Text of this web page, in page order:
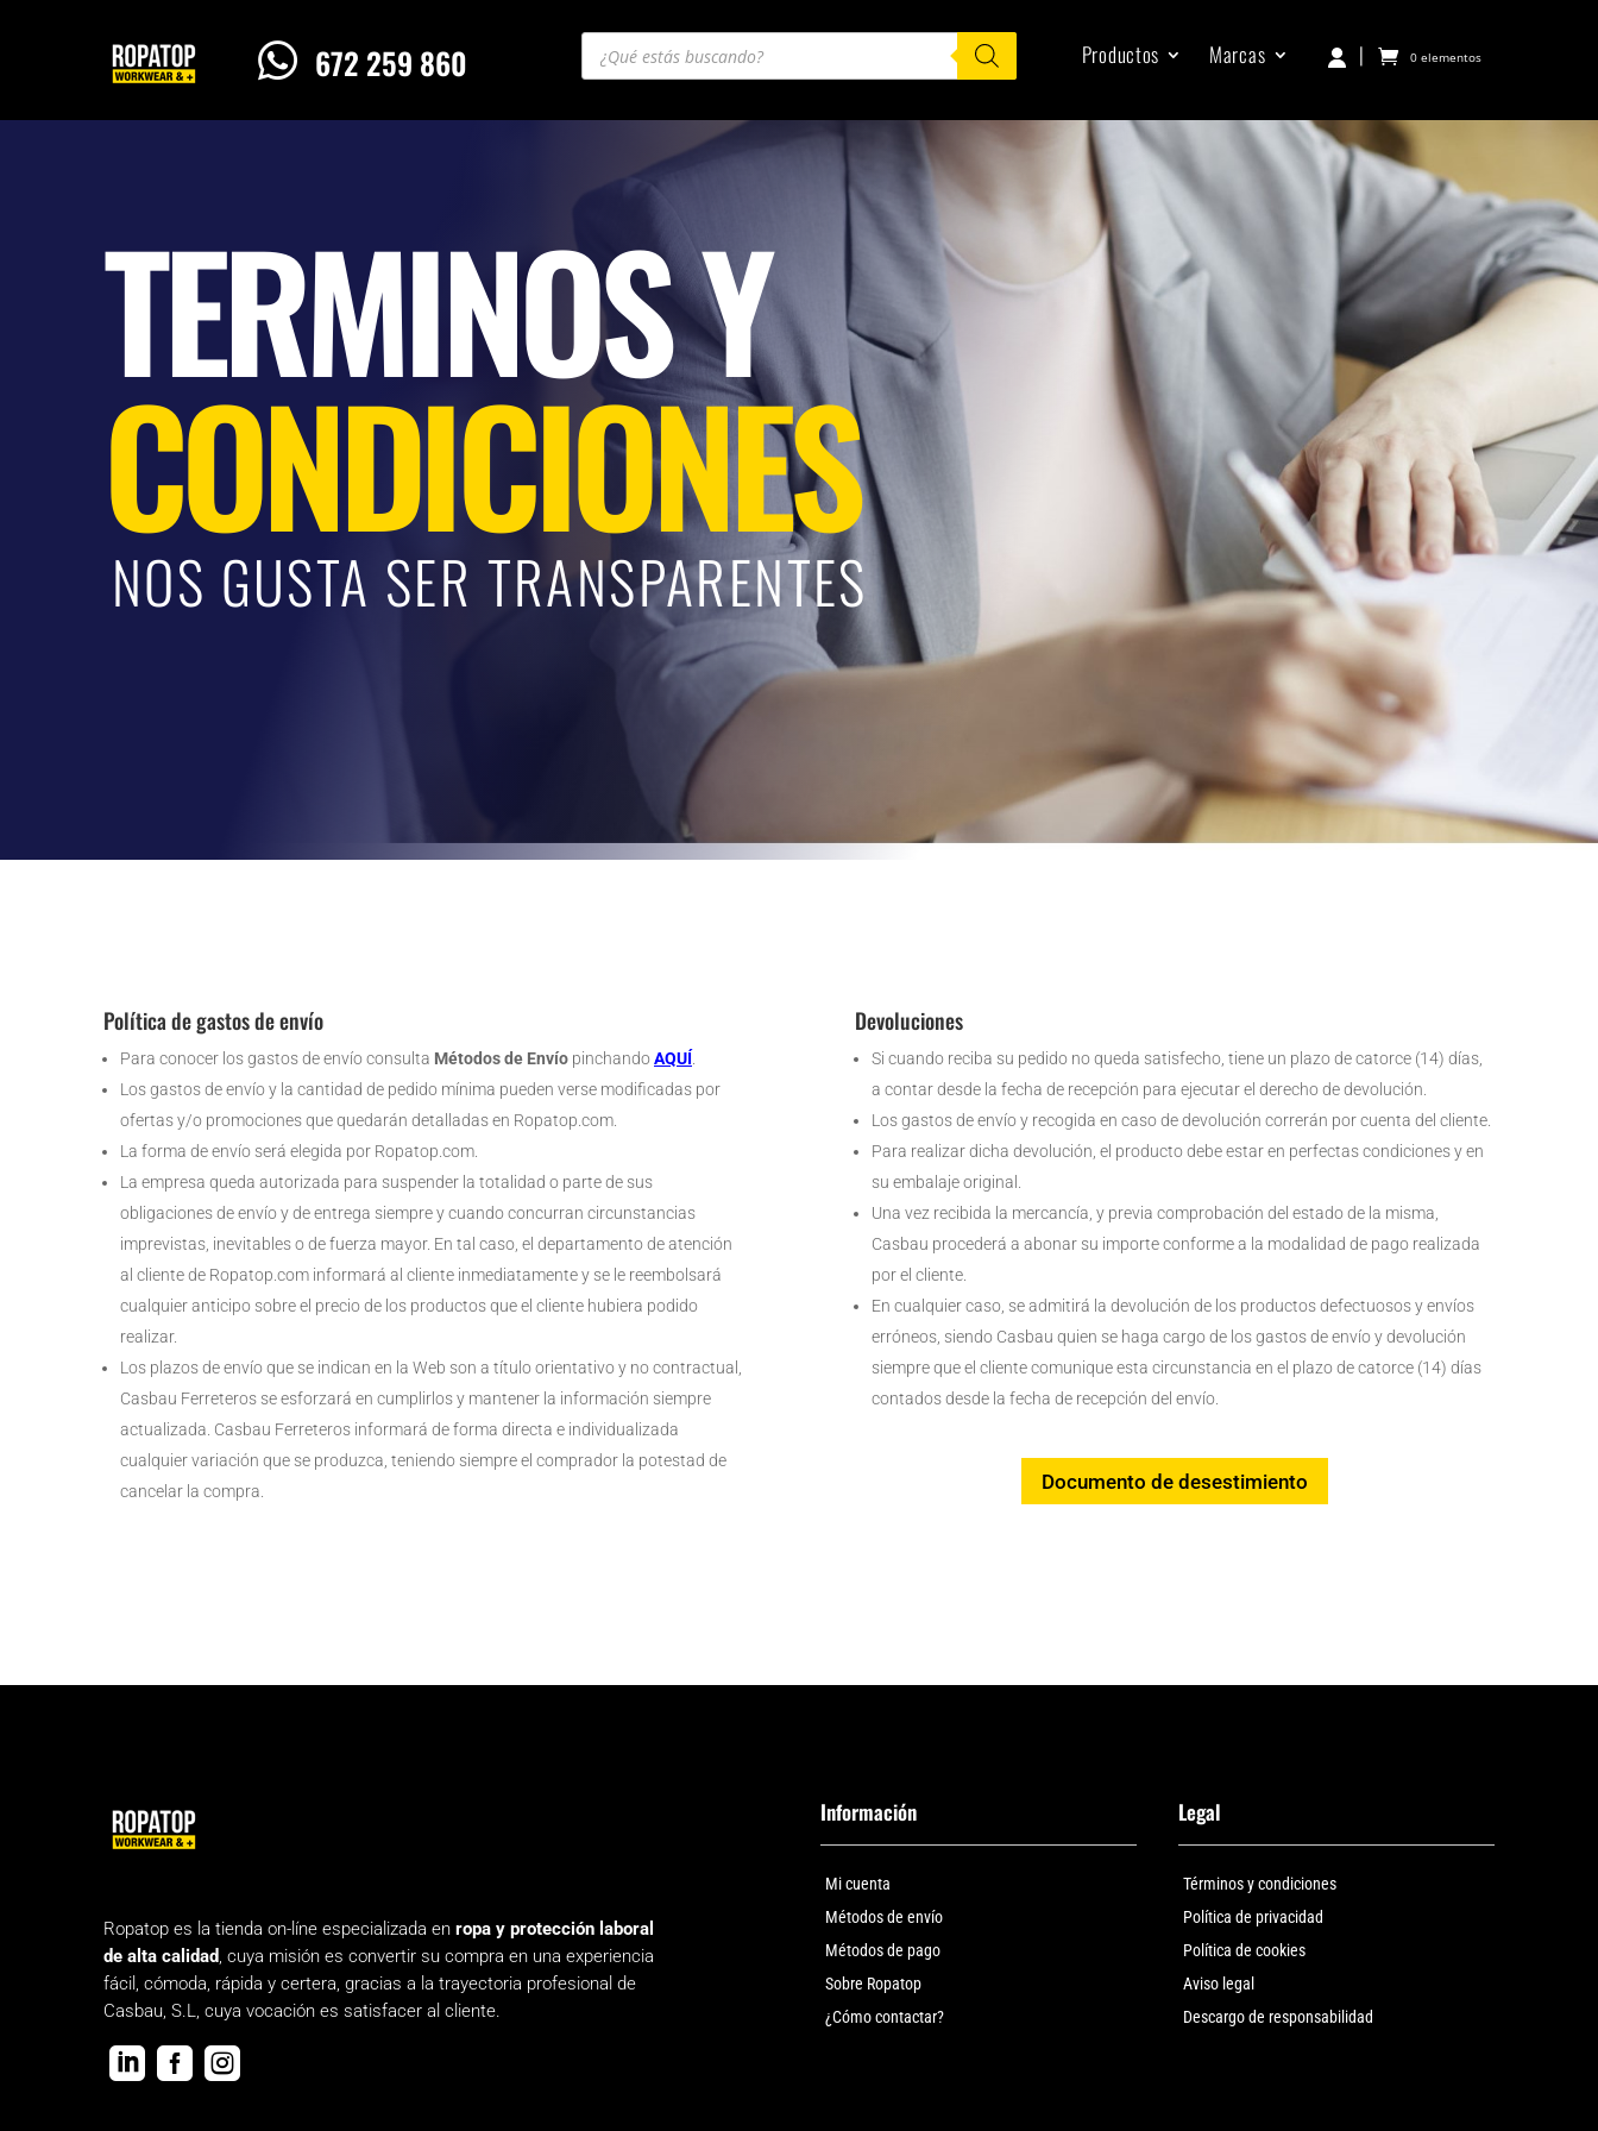
 672 259 860
Búsqueda
productos
Productos Marcas | 0 elementos
TERMINOS Y
CONDICIONES
NOS GUSTA SER TRANSPARENTES
Política de gastos de envío
Para conocer los gastos de envío consulta Métodos de Envío pinchandoAQUÍ.
Los gastos de envío y la cantidad de pedido mínima pueden verse modificadas por
ofertas y/o promociones que quedarán detalladas en Ropatop.com.
La forma de envío será elegida por Ropatop.com.
La empresa queda autorizada para suspender la totalidad o parte de sus
obligaciones de envío y de entrega siempre y cuando concurran circunstancias
imprevistas, inevitables o de fuerza mayor. En tal caso, el departamento de atención
al cliente de Ropatop.com informará al cliente inmediatamente y se le reembolsará
cualquier anticipo sobre el precio de los productos que el cliente hubiera podido
realizar.
Los plazos de envío que se indican en la Web son a título orientativo y no contractual,
Casbau Ferreteros se esforzará en cumplirlos y mantener la información siempre
actualizada. Casbau Ferreteros informará de forma directa e individualizada
cualquier variación que se produzca, teniendo siempre el comprador la potestad de
cancelar la compra.
Devoluciones
Si cuando reciba su pedido no queda satisfecho, tiene un plazo de catorce (14) días,
a contar desde la fecha de recepción para ejecutar el derecho de devolución.
Los gastos de envío y recogida en caso de devolución correrán por cuenta del cliente.
Para realizar dicha devolución, el producto debe estar en perfectas condiciones y en
su embalaje original.
Una vez recibida la mercancía, y previa comprobación del estado de la misma,
Casbau procederá a abonar su importe conforme a la modalidad de pago realizada
por el cliente.
En cualquier caso, se admitirá la devolución de los productos defectuosos y envíos
erróneos, siendo Casbau quien se haga cargo de los gastos de envío y devolución
siempre que el cliente comunique esta circunstancia en el plazo de catorce (14) días
contados desde la fecha de recepción del envío.
Documento de desestimiento
Ropatop es la tienda on-líne especializada en ropa y protección laboral
de alta calidad, cuya misión es convertir su compra en una experiencia
fácil, cómoda, rápida y certera, gracias a la trayectoria profesional de
Casbau, S.L, cuya vocación es satisfacer al cliente.
  
Información
Mi cuenta
Métodos de envío
Métodos de pago
Sobre Ropatop
¿Cómo contactar?
Legal
Términos y condiciones
Política de privacidad
Política de cookies
Aviso legal
Descargo de responsabilidad